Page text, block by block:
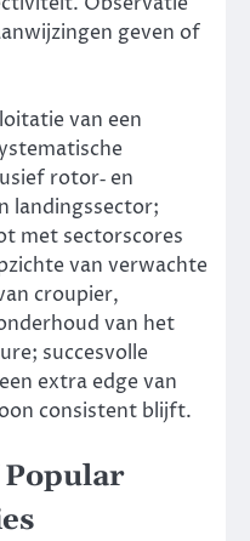
geven of
van een
rotor‑ en
landingssector;
met sectorscores
van verwachte
croupier,
van het
succesvolle
extra edge van
consistent blijft.
Popular